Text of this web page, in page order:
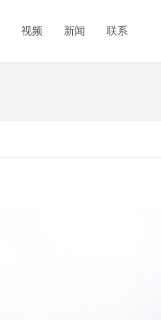
视频 新闻 联系